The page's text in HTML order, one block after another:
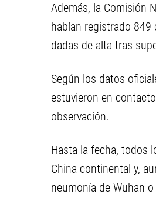
Además, la Comisión
habían registrado 849
dadas de alta tras
Según los datos
estuvieron en
observación.
Hasta la fecha, todos
China continental y,
neumonía de Wuhan